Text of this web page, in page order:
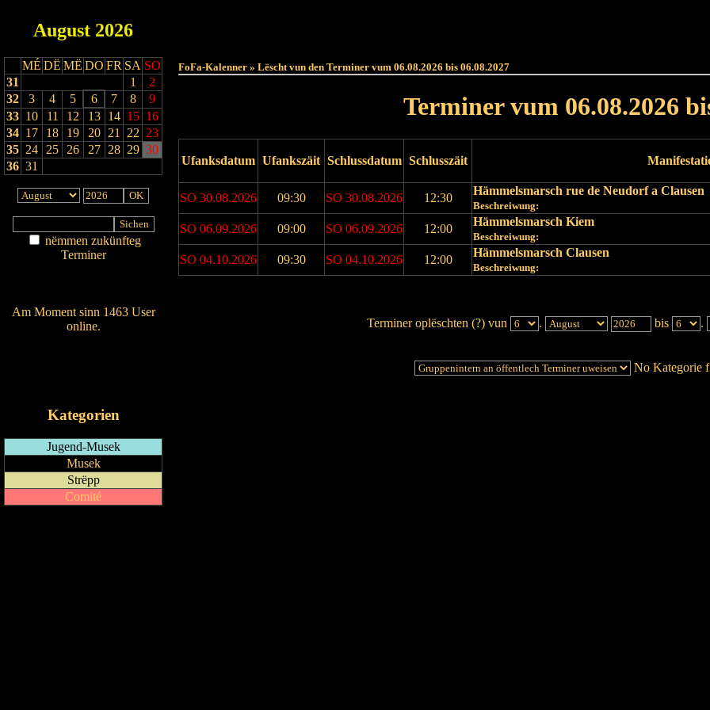
August 2026
MÉ DË MË DO FR SA SO
31
1
2
32
3 4 5 6 7 8
9
33 10 11 12 13 14 15 16
34 17 18 19 20 21 22 23
35 24 25 26 27 28 29 30
36 31
nëmmen zukünfteg
Terminer
Am Moment sinn 1463 User
online.
Kategorien
Jugend-Musek
Musek
Strëpp
Comité
FoFa-Kalenner » Lëscht vun den Terminer vum 06.08.2026 bis 06.08.2027
Terminer vum 06.08.2026
Ufanksdatum Ufankszäit Schlussdatum Schlusszäit
SO 30.08.2026 09:30 SO 30.08.2026 12:30
Hämmelsmarsch rue de Neudorf a Clausen
Beschreiwung:
SO 06.09.2026 09:00 SO 06.09.2026 12:00
Hämmelsmarsch Kiem
Beschreiwung:
SO 04.10.2026 09:30 SO 04.10.2026 12:00
Hämmelsmarsch Clausen
Beschreiwung:
Terminer oplëschten (?) vun . bis .
No Kategorie